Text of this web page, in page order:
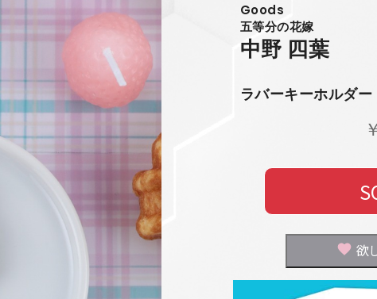
Goods
五等分の花嫁
中野 四葉
ラバーキーホルダー
欲